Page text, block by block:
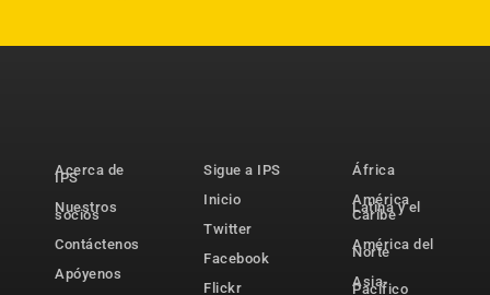
Acerca de
IPS
Nuestros
socios
Contáctenos
Apóyenos
Sigue a IPS
Inicio
Twitter
Facebook
Flickr
África
América
Latina y el
Caribe
América del
Norte
Asia-
Pacífico